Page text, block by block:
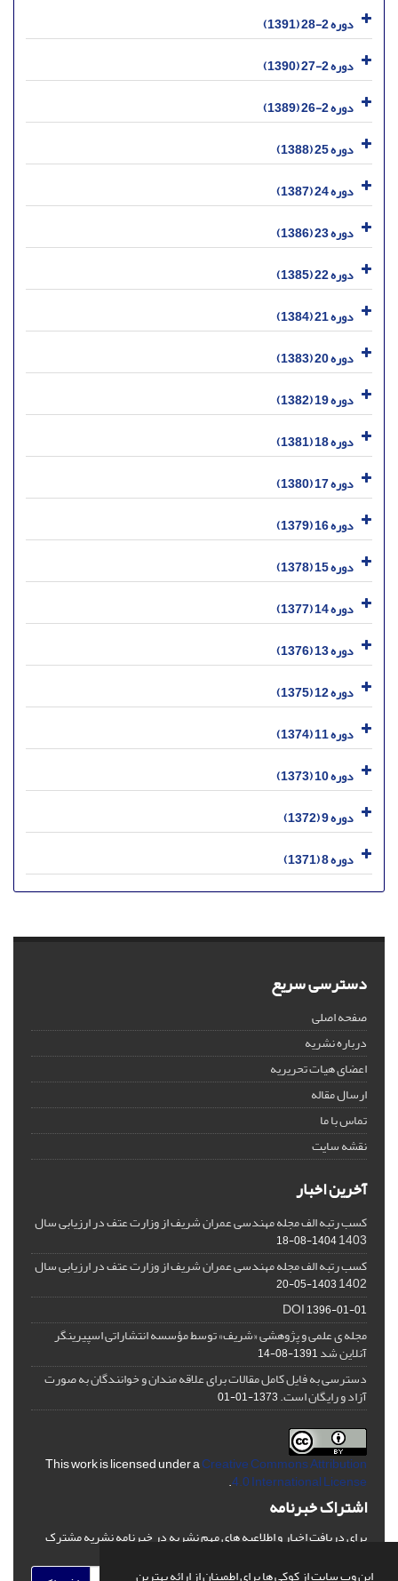
این وب سایت از کوکی ها برای اطمینان از ارائه بهترین
دوره 2-28 (1391)
دوره 2-27 (1390)
دوره 2-26 (1389)
دوره 25 (1388)
دوره 24 (1387)
دوره 23 (1386)
دوره 22 (1385)
دوره 21 (1384)
دوره 20 (1383)
دوره 19 (1382)
دوره 18 (1381)
دوره 17 (1380)
دوره 16 (1379)
دوره 15 (1378)
دوره 14 (1377)
دوره 13 (1376)
دوره 12 (1375)
دوره 11 (1374)
دوره 10 (1373)
دوره 9 (1372)
دوره 8 (1371)
دسترسی سریع
صفحه اصلی
درباره نشریه
اعضای هیات تحریریه
ارسال مقاله
تماس با ما
نقشه سایت
آخرین اخبار
کسب رتبه الف مجله مهندسی عمران شریف از وزارت عتف در ارزیابی سال
1403
1404-08-18
کسب رتبه الف مجله مهندسی عمران شریف از وزارت عتف در ارزیابی سال
1402
1403-05-20
DOI1396-01-01
مجله ی علمی و پژوهشی «شریف» توسط مؤسسه انتشاراتی اسپیرینگر
آنلاین شد1391-08-14
دسترسی به فایل کامل مقالات برای علاقه مندان و خوانندگان به صورت
آزاد و رایگان است.1373-01-01
This work is licensed under aCreative Commons Attribution
4.0 International License
.
اشتراک خبرنامه
برای دریافت اخبار و اطلاعیه های مهم نشریه در خبرنامه نشریه مشترک